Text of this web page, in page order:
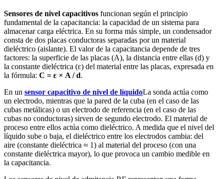
Sensores de nivel capacitivos funcionan según el principio
fundamental de la capacitancia: la capacidad de un sistema para
almacenar carga eléctrica. En su forma más simple, un condensador
consta de dos placas conductoras separadas por un material
dieléctrico (aislante). El valor de la capacitancia depende de tres
factores: la superficie de las placas (A), la distancia entre ellas (d) y
la constante dieléctrica (ε) del material entre las placas, expresada en
la fórmula: C = ε × A / d.
En un sensor capacitivo de nivel de líquidoLa sonda actúa como
un electrodo, mientras que la pared de la cuba (en el caso de las
cubas metálicas) o un electrodo de referencia (en el caso de las
cubas no conductoras) sirven de segundo electrodo. El material de
proceso entre ellos actúa como dieléctrico. A medida que el nivel del
líquido sube o baja, el dieléctrico entre los electrodos cambia: del
aire (constante dieléctrica ≈ 1) al material del proceso (con una
constante dieléctrica mayor), lo que provoca un cambio medible en
la capacitancia.